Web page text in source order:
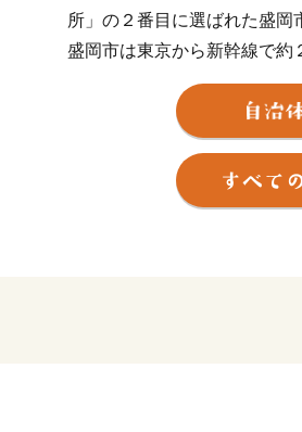
所」の２番目に選ばれた盛岡
盛岡市は東京から新幹線で約
代に築城された盛岡城の城
有名な辰野金吾氏が設計し
する大正から昭和初期時代
る、歩いて楽しめるまちです
おもてなしや市民のソウル
「盛岡冷麺」、「盛岡じゃ